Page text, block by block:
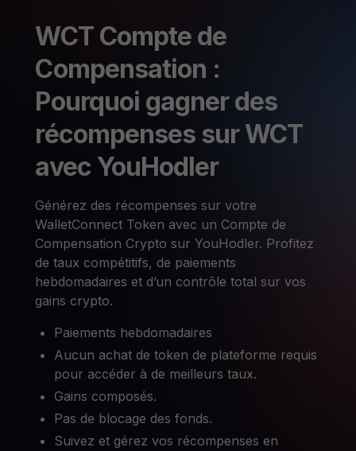
WCT Compte de
Compensation :
Pourquoi gagner des
récompenses sur WCT
avec YouHodler
Générez des récompenses sur votre
WalletConnect Token avec un Compte de
Compensation Crypto sur YouHodler. Profitez
de taux compétitifs, de paiements
hebdomadaires et d’un contrôle total sur vos
gains crypto.
Paiements hebdomadaires
Aucun achat de token de plateforme requis
pour accéder à de meilleurs taux.
Gains composés.
Pas de blocage des fonds.
Suivez et gérez vos récompenses en